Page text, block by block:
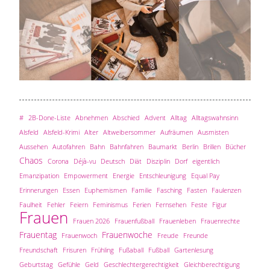
# 2B-Done-Liste Abnehmen Abschied Advent Alltag Alltagswahnsinn
Alsfeld Alsfeld-Krimi Alter Altweibersommer Aufräumen Ausmisten
Aussehen Autofahren Bahn Bahnfahren Baumarkt Berlin Brillen Bücher
Chaos Corona Déjà-vu Deutsch Diät Disziplin Dorf eigentlich
Emanzipation Empowerment Energie Entschleunigung Equal Pay
Erinnerungen Essen Euphemismen Familie Fasching Fasten Faulenzen
Faulheit Fehler Feiern Feminismus Ferien Fernsehen Feste Figur
Frauen Frauen 2026 Frauenfußball Frauenleben Frauenrechte
Frauentag Frauenwoch Frauenwoche Freude Freunde
Freundschaft Frisuren Frühling Fußaball Fußball Gartenlesung
Geburtstag Gefühle Geld Geschlechtergerechtigkeit Gleichberechtigung